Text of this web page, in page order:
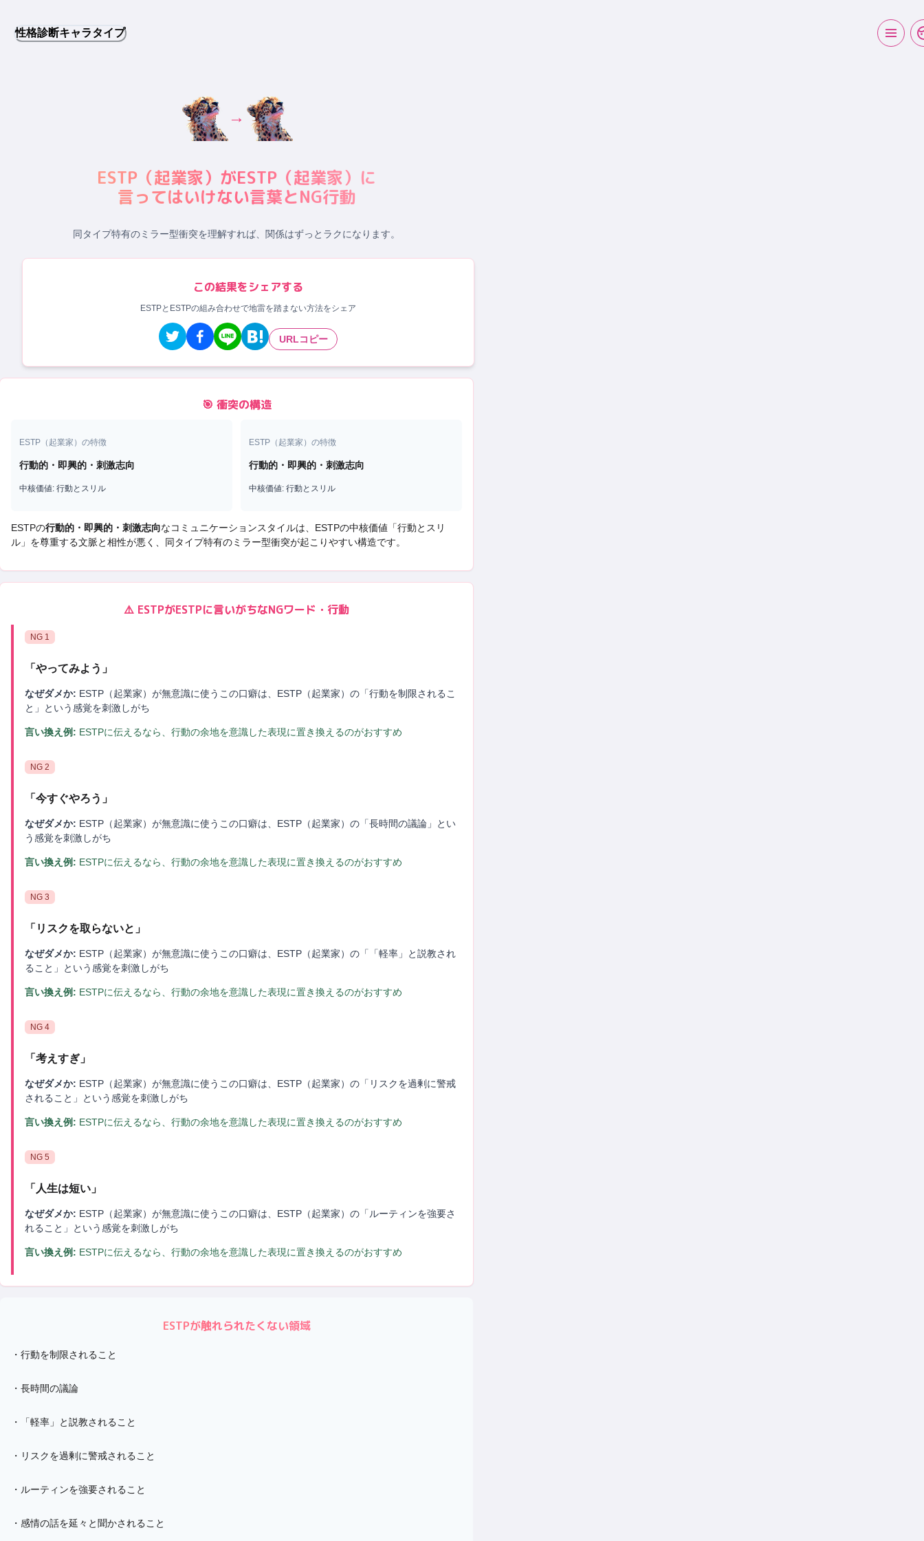
性格診断キャラタイプ
→
ESTP （起業家）がESTP （起業家）に
言ってはいけない言葉とNG行動
同タイプ特有のミラー型衝突を理解すれば、関係はずっとラクになります。
この結果をシェアする
ESTPとESTPの組み合わせで地雷を踏まない方法をシェア
URLコピー
🎯 衝突の構造
ESTP （ 起業家 ）の特徴
行動的・即興的・刺激志向
中核価値: 行動とスリル
ESTP （ 起業家 ）の特徴
行動的・即興的・刺激志向
中核価値: 行動とスリル
ESTPの行動的・即興的・刺激志向なコミュニケーションスタイルは、 ESTPの中核価値「行動とスリ
ル 」を尊重する文脈と相性が悪く、 同タイプ特有のミラー型衝突が起こりやすい構造です。
⚠️ ESTPがESTPに言いがちなNGワード・行動
NG 1
「 やってみよう 」
なぜダメか: ESTP（起業家）が無意識に使うこの口癖は、ESTP（起業家）の「行動を制限されるこ
と」という感覚を刺激しがち
言い換え例: ESTPに伝えるなら、行動の余地を意識した表現に置き換えるのがおすすめ
NG 2
「 今すぐやろう 」
なぜダメか: ESTP（起業家）が無意識に使うこの口癖は、ESTP（起業家）の「長時間の議論」とい
う感覚を刺激しがち
言い換え例: ESTPに伝えるなら、行動の余地を意識した表現に置き換えるのがおすすめ
NG 3
「 リスクを取らないと 」
なぜダメか: ESTP（起業家）が無意識に使うこの口癖は、ESTP（起業家）の「「軽率」と説教され
ること」という感覚を刺激しがち
言い換え例: ESTPに伝えるなら、行動の余地を意識した表現に置き換えるのがおすすめ
NG 4
「 考えすぎ 」
なぜダメか: ESTP（起業家）が無意識に使うこの口癖は、ESTP（起業家）の「リスクを過剰に警戒
されること」という感覚を刺激しがち
言い換え例: ESTPに伝えるなら、行動の余地を意識した表現に置き換えるのがおすすめ
NG 5
「 人生は短い 」
なぜダメか: ESTP（起業家）が無意識に使うこの口癖は、ESTP（起業家）の「ルーティンを強要さ
れること」という感覚を刺激しがち
言い換え例: ESTPに伝えるなら、行動の余地を意識した表現に置き換えるのがおすすめ
ESTPが触れられたくない領域
・ 行動を制限されること
・ 長時間の議論
・ 「軽率」と説教されること
・ リスクを過剰に警戒されること
・ ルーティンを強要されること
・ 感情の話を延々と聞かされること